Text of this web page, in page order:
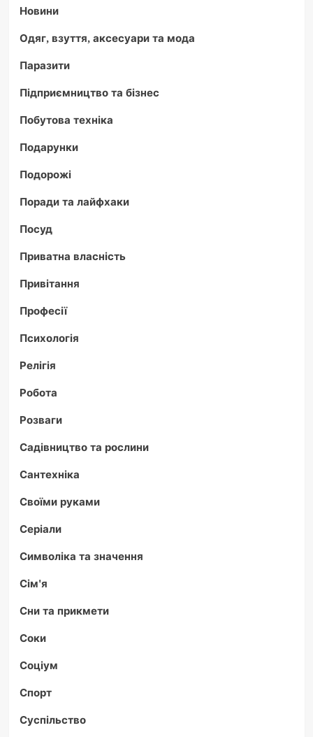
Новини
Одяг, взуття, аксесуари та мода
Паразити
Підприємництво та бізнес
Побутова техніка
Подарунки
Подорожі
Поради та лайфхаки
Посуд
Приватна власність
Привітання
Професії
Психологія
Релігія
Робота
Розваги
Садівництво та рослини
Сантехніка
Своїми руками
Серіали
Символіка та значення
Сім'я
Сни та прикмети
Соки
Соціум
Спорт
Суспільство